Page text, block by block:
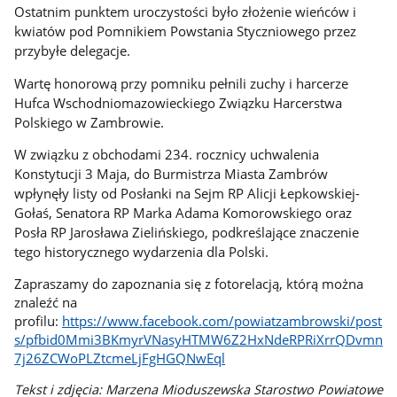
Ostatnim punktem uroczystości było złożenie wieńców i
kwiatów pod Pomnikiem Powstania Styczniowego przez
przybyłe delegacje.
Wartę honorową przy pomniku pełnili zuchy i harcerze
Hufca Wschodniomazowieckiego Związku Harcerstwa
Polskiego w Zambrowie.
W związku z obchodami 234. rocznicy uchwalenia
Konstytucji 3 Maja, do Burmistrza Miasta Zambrów
wpłynęły listy od Posłanki na Sejm RP Alicji Łepkowskiej-
Gołaś, Senatora RP Marka Adama Komorowskiego oraz
Posła RP Jarosława Zielińskiego, podkreślające znaczenie
tego historycznego wydarzenia dla Polski.
Zapraszamy do zapoznania się z fotorelacją, którą można
znaleźć na
profilu: https://www.facebook.com/powiatzambrowski/post
s/pfbid0Mmi3BKmyrVNasyHTMW6Z2HxNdeRPRiXrrQDvmn
7j26ZCWoPLZtcmeLjFgHGQNwEql
Tekst i zdjęcia: Marzena Mioduszewska Starostwo Powiatowe